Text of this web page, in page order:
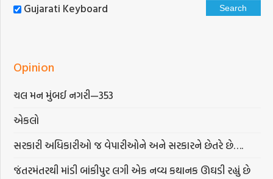
Gujarati Keyboard
Opinion
ચલ મન મુંબઈ નગરી—353
એકલો
સરકારી અધિકારીઓ જ વેપારીઓને અને સરકારને છેતરે છે….
જંતરમંતરથી માંડી બાંકીપુર લગી એક નવ્ય કથાનક ઊઘડી રહ્યું છે